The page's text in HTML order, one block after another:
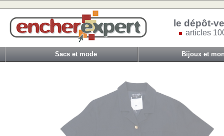
le dépôt-
articles
Sacs et mode Bijoux et